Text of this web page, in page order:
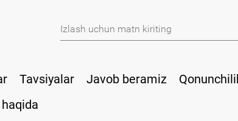
Tavsiyalar Javob beramiz